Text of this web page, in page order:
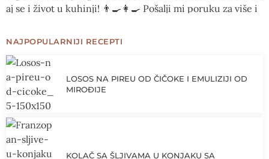
NAJPOPULARNIJI RECEPTI
LOSOS NA PIREU OD ČIČOKE I EMULIZIJI OD
MIROĐIJE
KOLAČ SA ŠLJIVAMA U KONJAKU SA